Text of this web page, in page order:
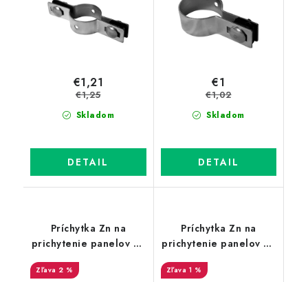
Skladom
€1,21
€1,25
DETAIL
Skladom
€1
€1,02
DETAIL
Príchytka Zn na
prichytenie panelov na
stĺpik 60x40 mm -
priebežná
2 %
Príchytka Zn na
prichytenie panelov na
stĺpik 60x40 - koncová
1 %